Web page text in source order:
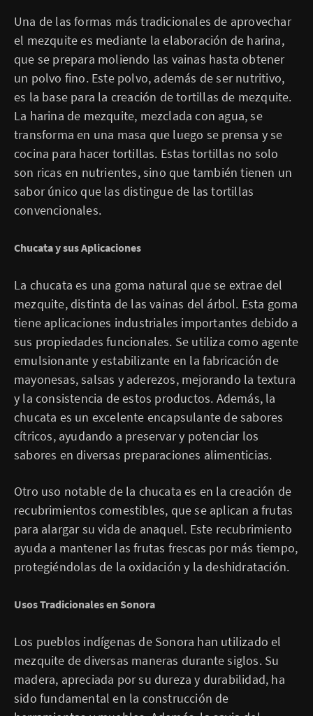
Una de las formas más tradicionales de aprovechar
el mezquite es mediante la elaboración de harina,
que se prepara moliendo las vainas hasta obtener
un polvo fino. Este polvo, además de ser nutritivo,
es la base para la creación de tortillas de mezquite.
La harina de mezquite, mezclada con agua, se
transforma en una masa que luego se prensa y se
cocina para hacer tortillas. Estas tortillas no solo
son ricas en nutrientes, sino que también tienen un
sabor único que las distingue de las tortillas
convencionales.
Chucata y sus Aplicaciones
La chucata es una goma natural que se extrae del
mezquite, distinta de las vainas del árbol. Esta goma
tiene aplicaciones industriales importantes debido a
sus propiedades funcionales. Se utiliza como agente
emulsionante y estabilizante en la fabricación de
mayonesas, salsas y aderezos, mejorando la textura
y la consistencia de estos productos. Además, la
chucata es un excelente encapsulante de sabores
cítricos, ayudando a preservar y potenciar los
sabores en diversas preparaciones alimenticias.
Otro uso notable de la chucata es en la creación de
recubrimientos comestibles, que se aplican a frutas
para alargar su vida de anaquel. Este recubrimiento
ayuda a mantener las frutas frescas por más tiempo,
protegiéndolas de la oxidación y la deshidratación.
Usos Tradicionales en Sonora
Los pueblos indígenas de Sonora han utilizado el
mezquite de diversas maneras durante siglos. Su
madera, apreciada por su dureza y durabilidad, ha
sido fundamental en la construcción de